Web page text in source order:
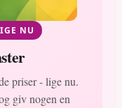
NU
priser - lige nu.
giv nogen en